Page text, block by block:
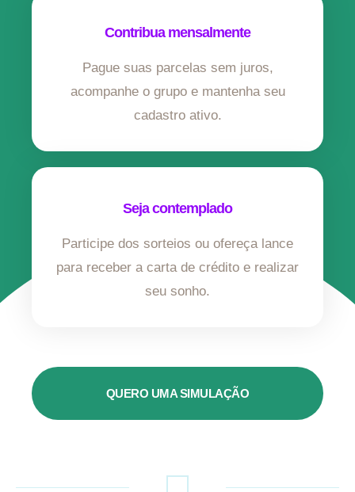
Contribua mensalmente
Pague suas parcelas sem juros,
acompanhe o grupo e mantenha seu
cadastro ativo.
Seja contemplado
Participe dos sorteios ou ofereça lance
para receber a carta de crédito e realizar
seu sonho.
QUERO UMA SIMULAÇÃO